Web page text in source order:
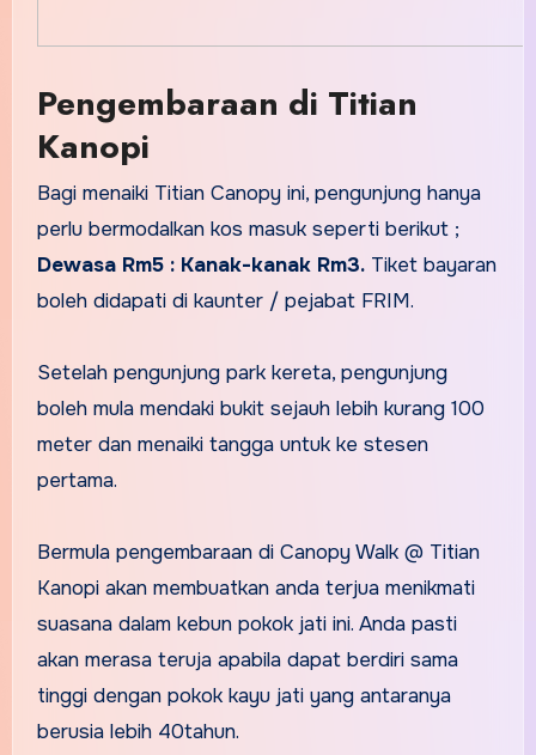
Pengembaraan di Titian
Kanopi
Bagi menaiki Titian Canopy ini, pengunjung hanya
perlu bermodalkan kos masuk seperti berikut ;
Dewasa Rm5 : Kanak-kanak Rm3.Tiket bayaran
boleh didapati di kaunter / pejabat FRIM.
Setelah pengunjung park kereta, pengunjung
boleh mula mendaki bukit sejauh lebih kurang 100
meter dan menaiki tangga untuk ke stesen
pertama.
Bermula pengembaraan di Canopy Walk @ Titian
Kanopi akan membuatkan anda terjua menikmati
suasana dalam kebun pokok jati ini. Anda pasti
akan merasa teruja apabila dapat berdiri sama
tinggi dengan pokok kayu jati yang antaranya
berusia lebih 40tahun.